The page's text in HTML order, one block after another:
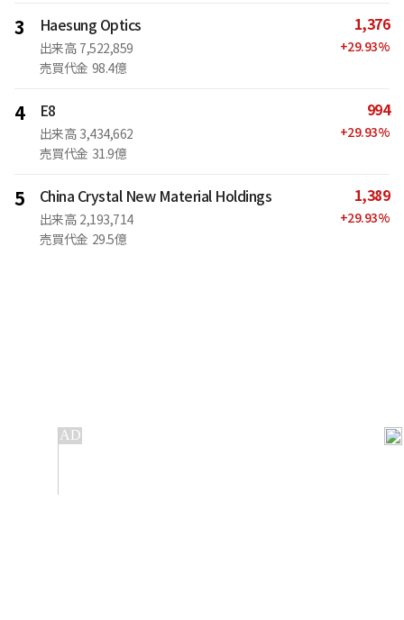
3 Haesung Optics
出来高 7,522,859
売買代金 98.4億
1,376
+29.93%
4 E8
出来高 3,434,662
売買代金 31.9億
994
+29.93%
5 China Crystal New Material Holdings
出来高 2,193,714
売買代金 29.5億
1,389
+29.93%
金融